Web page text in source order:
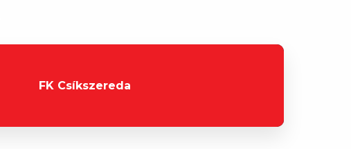
FK Csíkszereda